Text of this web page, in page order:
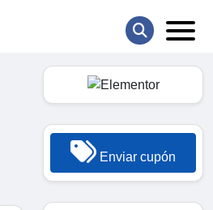
Enviar cupón